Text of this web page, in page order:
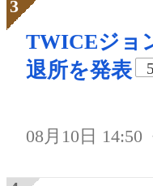
TWICEジョ
退所を発表
5
08月10日 14:50